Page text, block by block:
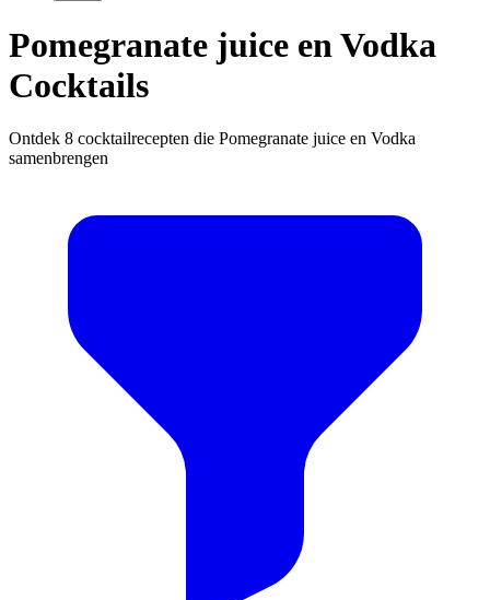
Pomegranate juice en Vodka
Cocktails
Ontdek 8 cocktailrecepten die Pomegranate juice en Vodka
samenbrengen